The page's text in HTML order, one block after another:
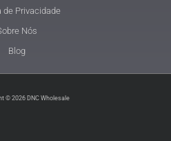
de Privacidade
Nós
Blog
© 2026 DNC Wholesale